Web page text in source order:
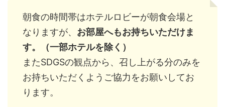
朝食の時間帯はホテルロビーが朝食会場と
なりますが、 お部屋へもお持ちいただけま
す。（一部ホテルを除く）
またSDGSの観点から、召し上がる分のみを
お持ちいただくようご協力をお願いしてお
ります。